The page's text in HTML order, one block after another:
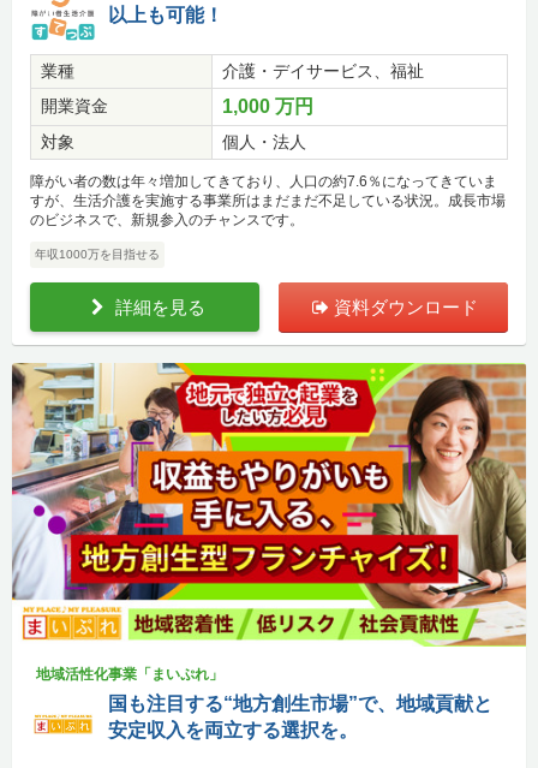
以上も可能！
業種
介護・デイサービス、福祉
開業資金
1,000 万円
対象 個人・法人
障がい者の数は年々増加してきており、人口の約7.6％になってきていま
すが、生活介護を実施する事業所はまだまだ不足している状況。成長市場
のビジネスで、新規参入のチャンスです。
年収1000万を目指せる
詳細を見る 資料ダウンロード
地域活性化事業「まいぷれ」
国も注目する“地方創生市場”で、地域貢献と
安定収入を両立する選択を。